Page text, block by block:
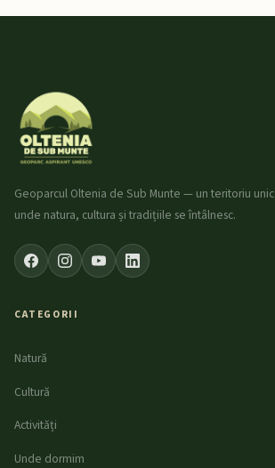
Geoparcul Oltenia de Sub Munte — un teritoriu unic
unde natura, cultura și tradițiile se întâlnesc.
CATEGORII
Natură
Cultură
Activități
Unde dormim